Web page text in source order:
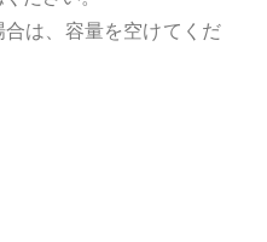
は、容量を空けてくだ